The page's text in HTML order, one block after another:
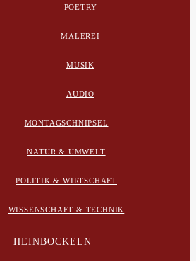
POETRY
MALEREI
MUSIK
AUDIO
MONTAGSCHNIPSEL
NATUR & UMWELT
POLITIK & WIRTSCHAFT
WISSENSCHAFT & TECHNIK
HEINBOCKELN